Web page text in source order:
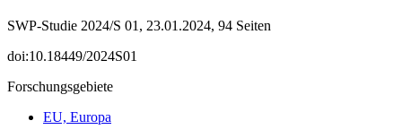
SWP-Studie 2024/S 01, 23.01.2024, 94 Seiten
doi:10.18449/2024S01
Forschungsgebiete
EU, Europa